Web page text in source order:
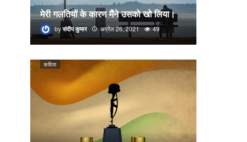
मेरी गलतियों के कारण मैंने उसको खो लिया।
byसंदीप कुमार अप्रैल 26, 2021 49
कविता